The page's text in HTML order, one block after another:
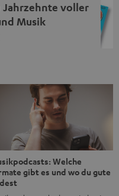
Jahrzehnte voller
Musik
durch Rock und
Fragen. Zum 70.
Vom Filmheft zur
Ton fand Als die […]
Welche
gibt es und wo du gute